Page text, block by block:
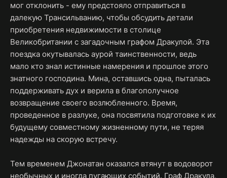
мог отклонить - ему предстояло отправиться в
далекую Трансильванию, чтобы обсудить детали
приобретения недвижимости в столице
Великобритании с загадочным графом Дракулой. Эта
поездка окутывалась аурой таинственности, ведь
мало кто знал истинные намерения и прошлое этого
знатного господина. Мина, оставшись одна, пыталась
поддерживать дух и верила в благополучное
возвращение своего возлюбленного. Время,
проведенное в разлуке, она посвятила подготовке к их
будущему совместному жизненному пути, не теряя
надежды на скорую встречу.
Тем временем Джонатан оказался втянут в водоворот
необычных и иногда пугающих событий. Граф Дракула,